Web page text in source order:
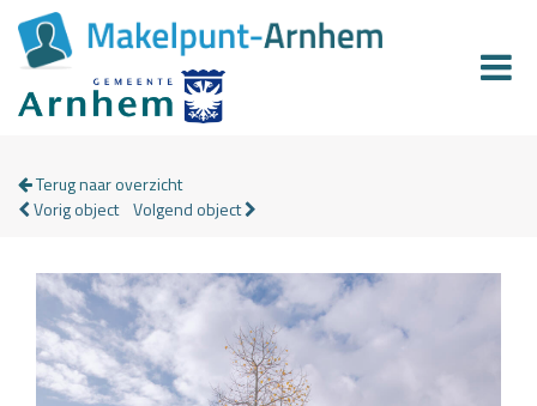
Terug naar overzicht
Vorig object Volgend object